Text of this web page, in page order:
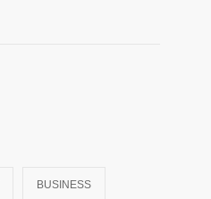
BUSINESS